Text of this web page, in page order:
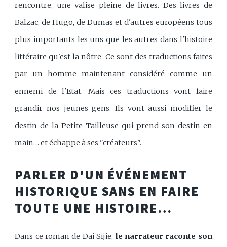
rencontre, une valise pleine de livres. Des livres de
Balzac, de Hugo, de Dumas et d'autres européens tous
plus importants les uns que les autres dans l'histoire
littéraire qu'est la nôtre. Ce sont des traductions faites
par un homme maintenant considéré comme un
ennemi de l'Etat. Mais ces traductions vont faire
grandir nos jeunes gens. Ils vont aussi modifier le
destin de la Petite Tailleuse qui prend son destin en
main… et échappe à ses "créateurs".
PARLER D'UN ÉVÉNEMENT
HISTORIQUE SANS EN FAIRE
TOUTE UNE HISTOIRE…
Dans ce roman de Dai Sijie, le narrateur raconte son